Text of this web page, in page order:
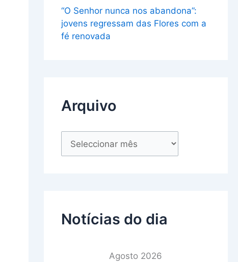
“O Senhor nunca nos abandona”:
jovens regressam das Flores com a
fé renovada
Arquivo
Notícias do dia
Agosto 2026